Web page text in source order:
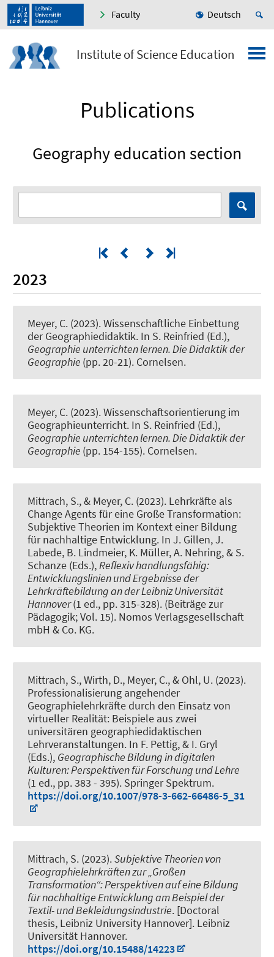
Faculty Deutsch
Institute of Science Education
Publications
Geography education section
2023
Meyer, C. (2023).Wissenschaftliche Einbettung
der Geographiedidaktik. In S. Reinfried (Ed.),
Geographie unterrichten lernen. Die Didaktik der
Geographie (pp. 20-21). Cornelsen.
Meyer, C. (2023).Wissenschaftsorientierung im
Geographieunterricht. In S. Reinfried (Ed.),
Geographie unterrichten lernen. Die Didaktik der
Geographie (pp. 154-155). Cornelsen.
Mittrach, S., & Meyer, C. (2023). Lehrkräfte als
Change Agents für eine Große Transformation:
Subjektive Theorien im Kontext einer Bildung
für nachhaltige Entwicklung. In J. Gillen, J.
Labede, B. Lindmeier, K. Müller, A. Nehring, & S.
Schanze (Eds.),Reflexiv handlungsfähig:
Entwicklungslinien und Ergebnisse der
Lehrkräftebildung an der Leibniz Universität
Hannover(1 ed., pp. 315-328). (Beiträge zur
Pädagogik; Vol. 15). Nomos Verlagsgesellschaft
mbH & Co. KG.
Mittrach, S., Wirth, D., Meyer, C., & Ohl, U. (2023).
Professionalisierung angehender
Geographielehrkräfte durch den Einsatz von
virtueller Realität: Beispiele aus zwei
universitären geographiedidaktischen
Lehrveranstaltungen. In F. Pettig, & I. Gryl
(Eds.), Geographische Bildung in digitalen
Kulturen: Perspektiven für Forschung und Lehre
(1 ed., pp. 383 - 395). Springer Spektrum.
https://doi.org/10.1007/978-3-662-66486-5_31
Mittrach, S. (2023).Subjektive Theorien von
Geographielehrkräften zur „Großen
Transformation“: Perspektiven auf eine Bildung
für nachhaltige Entwicklung am Beispiel der
Textil- und Bekleidungsindustrie. [Doctoral
thesis, Leibniz University Hannover]. Leibniz
Universität Hannover.
https://doi.org/10.15488/14223